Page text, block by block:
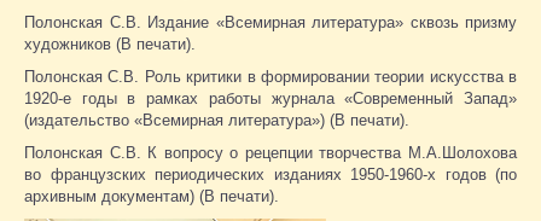
Полонская С.В. Издание «Всемирная литература» сквозь призму
художников (В печати).
Полонская С.В. Роль критики в формировании теории искусства в
1920-е годы в рамках работы журнала «Современный Запад»
(издательство «Всемирная литература») (В печати).
Полонская С.В. К вопросу о рецепции творчества М.А.Шолохова
во французских периодических изданиях 1950-1960-х годов (по
архивным документам) (В печати).